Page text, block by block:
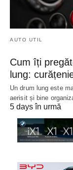
AUTO UTIL
Cum îți
lung:
Un drum lung este
aerisit și bine
5 days în urmă